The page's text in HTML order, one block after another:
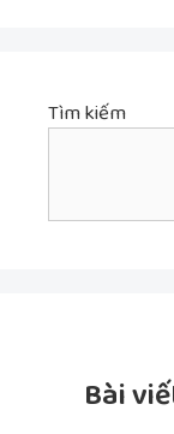
Tìm kiếm
Bài